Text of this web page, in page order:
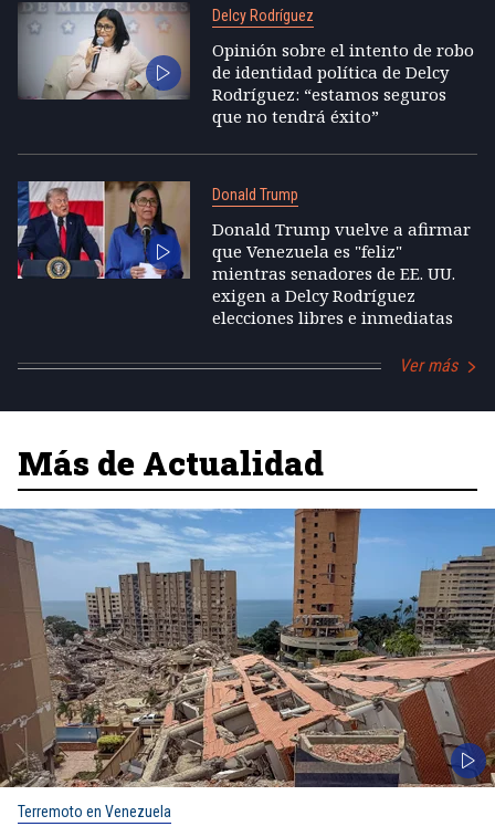
Delcy Rodríguez
Opinión sobre el intento de robo
de identidad política de Delcy
Rodríguez: “estamos seguros
que no tendrá éxito”
Donald Trump
Donald Trump vuelve a afirmar
que Venezuela es "feliz"
mientras senadores de EE. UU.
exigen a Delcy Rodríguez
elecciones libres e inmediatas
Ver más
Más de Actualidad
Terremoto en Venezuela